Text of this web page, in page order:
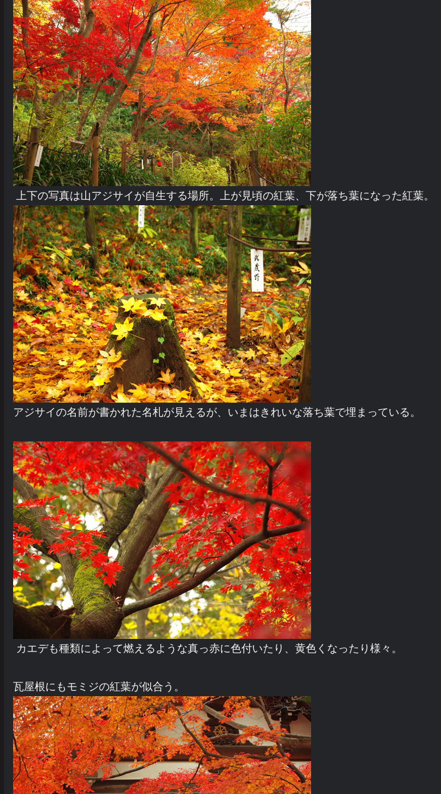
上下の写真は山アジサイが自生する場所。上が見頃の紅葉、下が落ち葉になった紅葉。
アジサイの名前が書かれた名札が見えるが、いまはきれいな落ち葉で埋まっている。
カエデも種類によって燃えるような真っ赤に色付いたり、黄色くなったり様々。
瓦屋根にもモミジの紅葉が似合う。